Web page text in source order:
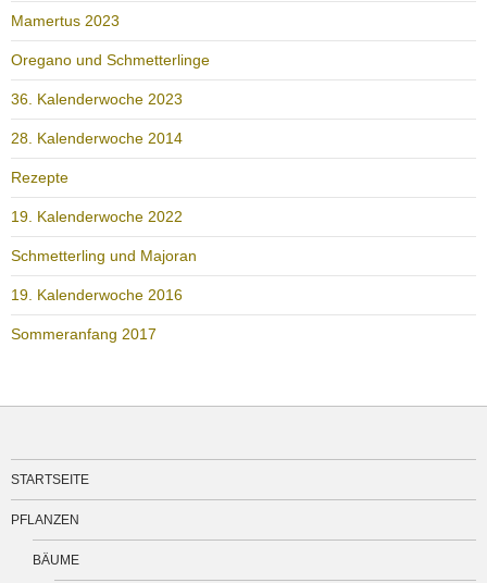
Mamertus 2023
Oregano und Schmetterlinge
36. Kalenderwoche 2023
28. Kalenderwoche 2014
Rezepte
19. Kalenderwoche 2022
Schmetterling und Majoran
19. Kalenderwoche 2016
Sommeranfang 2017
STARTSEITE
PFLANZEN
BÄUME